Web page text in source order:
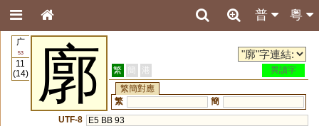
粵
普
广
53
11
(14)
廓 繁 簡 港
異讀字
繁簡對應
繁
簡
UTF-8
E5 BB 93